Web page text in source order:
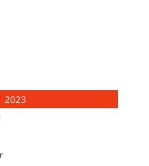
2023